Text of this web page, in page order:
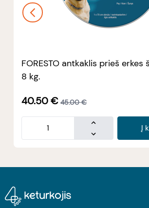
FORESTO antkaklis prieš erkes
8 kg.
40.50€ 45.00 €
Į